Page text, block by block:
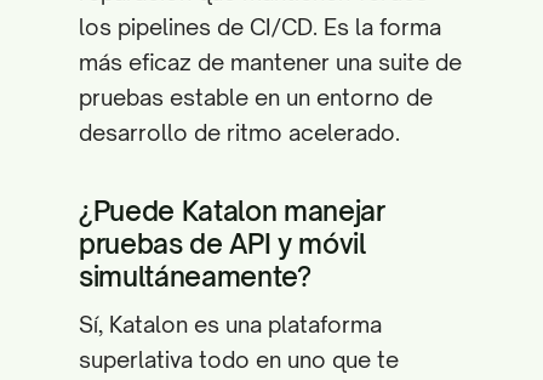
los pipelines de CI/CD. Es la forma
más eficaz de mantener una suite de
pruebas estable en un entorno de
desarrollo de ritmo acelerado.
¿Puede Katalon manejar
pruebas de API y móvil
simultáneamente?
Sí, Katalon es una plataforma
superlativa todo en uno que te